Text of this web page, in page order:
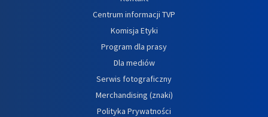
Centrum informacji TVP
Komisja Etyki
Program dla prasy
Dla mediów
Serwis fotograficzny
Merchandising (znaki)
Polityka Prywatności